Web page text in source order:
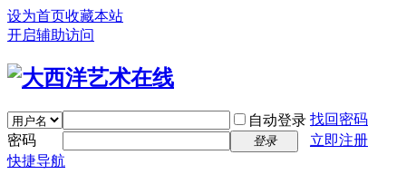
设为首页收藏本站
开启辅助访问
自动登录 找回密码
密码
登录
立即注册
快捷导航